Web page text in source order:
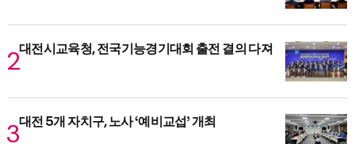
대전시교육청, 전국기능경기대회 출전 결의 다져
대전 5개 자치구, 노사 ‘예비교섭’ 개최